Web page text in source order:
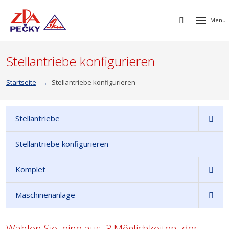
Vyhledávání
Rozbalení
Stellantriebe konfigurieren
Startseite Stellantriebe konfigurieren
Stellantriebe
Stellantriebe konfigurieren
Komplet
Maschinenanlage